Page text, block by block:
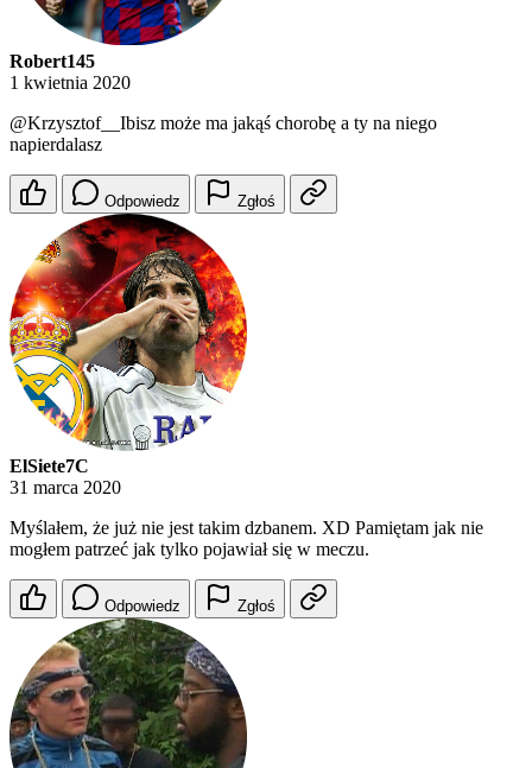
Robert145
1 kwietnia 2020
@Krzysztof__Ibisz może ma jakąś chorobę a ty na niego
napierdalasz
Odpowiedz Zgłoś
ElSiete7C
31 marca 2020
Myślałem, że już nie jest takim dzbanem. XD Pamiętam jak nie
mogłem patrzeć jak tylko pojawiał się w meczu.
Odpowiedz Zgłoś